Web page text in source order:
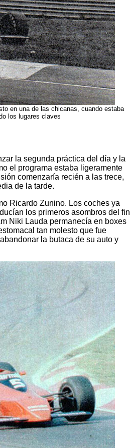
en una de las chicanas, cuando estaba
los lugares claves
la segunda práctica del día y la
el programa estaba ligeramente
comenzaría recién a las trece,
de la tarde.
Ricardo Zunino. Los coches ya
los primeros asombros del fin
Niki Lauda permanecía en boxes
tan molesto que fue
la butaca de su auto y